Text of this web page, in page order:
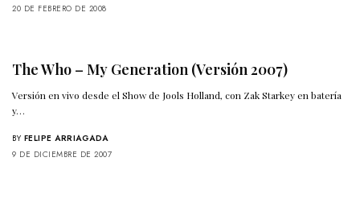
20 DE FEBRERO DE 2008
The Who – My Generation (Versión 2007)
Versión en vivo desde el Show de Jools Holland, con Zak Starkey en batería
y…
BY FELIPE ARRIAGADA
9 DE DICIEMBRE DE 2007